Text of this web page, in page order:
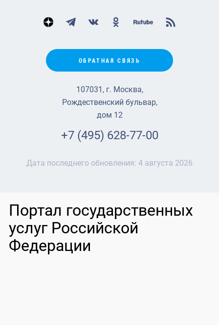
ОБРАТНАЯ СВЯЗЬ
107031, г. Москва,
Рождественский бульвар,
дом 12
+7 (495) 628-77-00
Дата последнего обновления: 4 августа 2026
Портал государственных
услуг Российской
Федерации